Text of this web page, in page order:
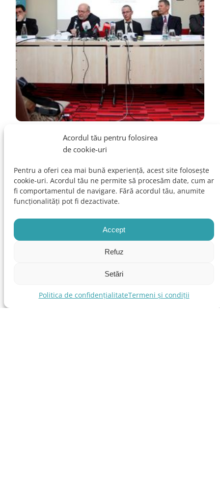
Acordul tău pentru folosirea
de cookie-uri
Pentru a oferi cea mai bună experiență, acest site folosește
cookie-uri. Acordul tău ne permite să procesăm date, cum ar
fi comportamentul de navigare. Fără acordul tău, anumite
funcționalități pot fi dezactivate.
Accept
Refuz
Setări
Politica de confidențialitateTermeni și condiții
Lansarea studiului privind impactul
industriei farmaceutice din
România
“Dacă ne uitam la productivitatea muncii, Romania
românilor este considerabil mai proastă decât în alte
ţări, lucru ce se traduce prin pierderi economice
concrete. Studiul demonstrează încă o dată că sistemul
de sănătate din România este profund subfinanţat” –